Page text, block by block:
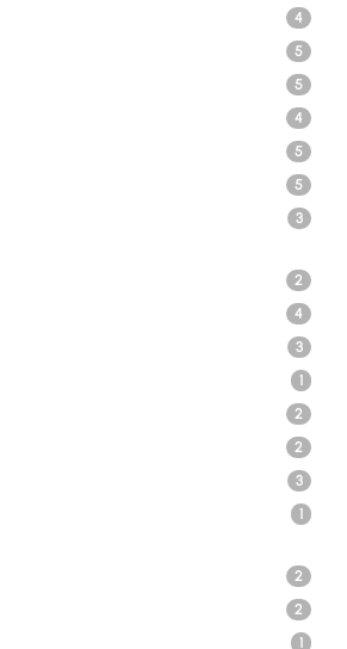
4
5
5
4
5
5
3
2
4
3
1
2
2
3
1
2
2
1